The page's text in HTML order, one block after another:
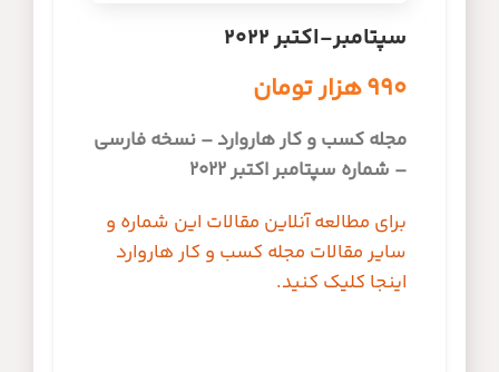
سپتامبر-اکتبر 2022
۹۹۰هزار تومان
مجله کسب و کار هاروارد – نسخه فارسی
– شماره سپتامبر اکتبر 2022
برای مطالعه آنلاین مقالات این شماره و
سایر مقالات مجله کسب و کار هاروارد
اینجا کلیک کنید.